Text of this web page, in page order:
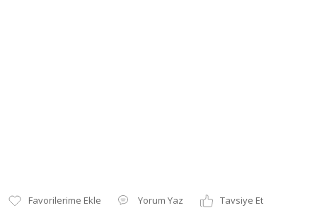
Yorum Yaz
Tavsiye Et